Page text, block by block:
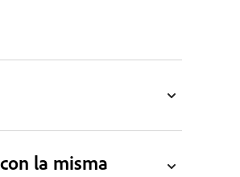
la misma